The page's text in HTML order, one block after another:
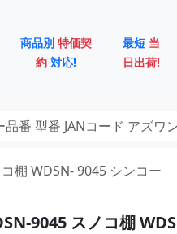
商品別 特価契
約 対応!
最短 当
日出荷!
棚 WDSN- 9045 シンコー
9045 スノコ棚